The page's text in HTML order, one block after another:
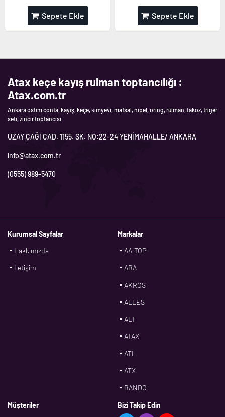
Sepete Ekle Sepete Ekle
Atax keçe kayış rulman toptancılığı :
Atax.com.tr
Ankara ostim conta, kayış, keçe, kimyevi, mafsal, nipel, oring, rulman, takoz, triger
seti, zincir toptancısı
UZAY ÇAĞI CAD. 1155. SK. NO:22-24 YENİMAHALLE/ ANKARA
info@atax.com.tr
(0555) 989-5470
Kurumsal Sayfalar
Hakkımızda
İletişim
Markalar
AA-TOP
ABA
AKROS
ALLES
ALT
ATAX
ATL
ATX
BANDO
BMS
Müşteriler
Bizi Takip Edin